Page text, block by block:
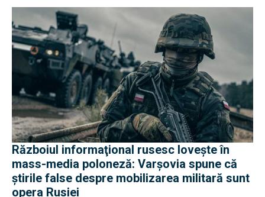
Războiul informaţional rusesc loveşte în
mass-media poloneză: Varşovia spune că
știrile false despre mobilizarea militară sunt
opera Rusiei